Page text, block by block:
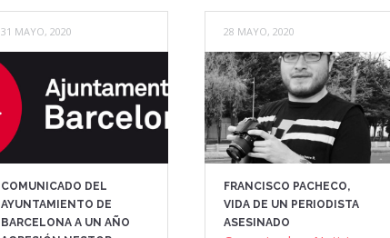
31 MAYO, 2020
COMUNICADO DEL
AYUNTAMIENTO DE
BARCELONA A UN AÑO
28 MAYO, 2020
FRANCISCO PACHECO,
VIDA DE UN PERIODISTA
ASESINADO